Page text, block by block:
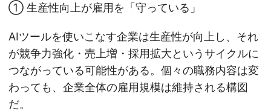
① 生産性向上が雇用を「守っている」
AIツールを使いこなす企業は生産性が向上し、それ
が競争力強化・売上増・採用拡大というサイクルに
つながっている可能性がある。個々の職務内容は変
わっても、企業全体の雇用規模は維持される構図
だ。